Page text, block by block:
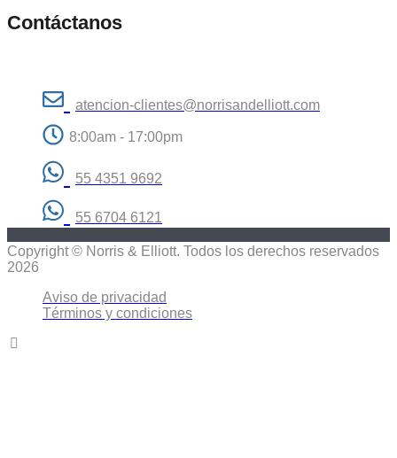
Contáctanos
atencion-clientes@norrisandelliott.com
8:00am - 17:00pm
55 4351 9692
55 6704 6121
Copyright © Norris & Elliott. Todos los derechos reservados
2026
Aviso de privacidad
Términos y condiciones